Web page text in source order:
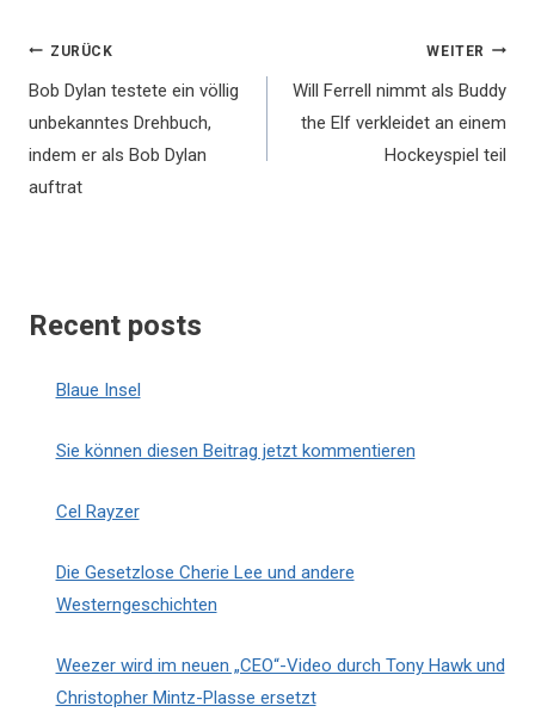
Beitragsnavigation
ZURÜCK
Bob Dylan testete ein völlig
unbekanntes Drehbuch,
indem er als Bob Dylan
auftrat
WEITER
Will Ferrell nimmt als Buddy
the Elf verkleidet an einem
Hockeyspiel teil
Recent posts
Blaue Insel
Sie können diesen Beitrag jetzt kommentieren
Cel Rayzer
Die Gesetzlose Cherie Lee und andere
Westerngeschichten
Weezer wird im neuen „CEO“-Video durch Tony Hawk und
Christopher Mintz-Plasse ersetzt